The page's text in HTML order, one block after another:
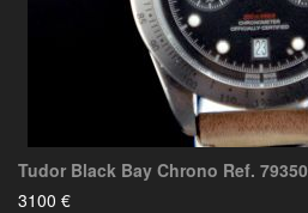
Tudor Black Bay Chrono Ref. 79350
3100 €